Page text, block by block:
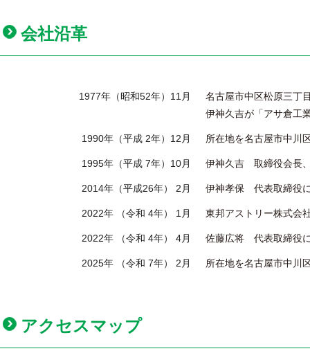
会社沿革
1977年（昭和52年）11月
名古屋市中区松原三丁
伊神久吉が「アサ倉工
1990年（平成 2年）12月 所在地を名古屋市中
1995年（平成 7年）10月 伊神久吉 取締役会長
2014年（平成26年） 2月 伊神孝保 代表取締役
2022年 （令和 4年） 1月 東邦アストリー株式会
2022年 （令和 4年） 4月 佐藤広将 代表取締役
2025年 （令和 7年） 2月 所在地を名古屋市中
アクセスマップ